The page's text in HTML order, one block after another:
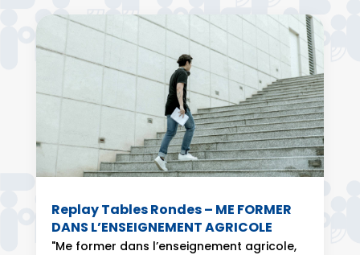
Replay Tables Rondes – ME FORMER
DANS L’ENSEIGNEMENT AGRICOLE
"Me former dans l’enseignement agricole,